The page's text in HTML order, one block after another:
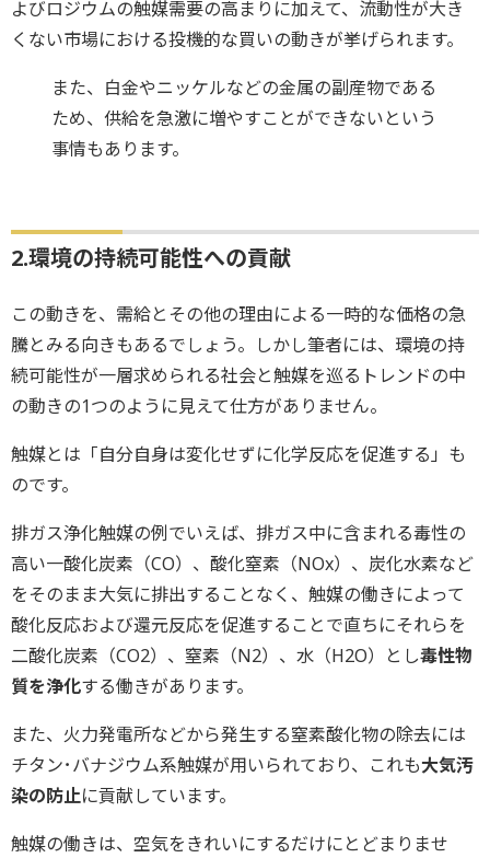
よびロジウムの触媒需要の高まりに加えて、流動性が大き
くない市場における投機的な買いの動きが挙げられます。
また、白金やニッケルなどの金属の副産物である
ため、供給を急激に増やすことができないという
事情もあります。
2.環境の持続可能性への貢献
この動きを、需給とその他の理由による一時的な価格の急
騰とみる向きもあるでしょう。しかし筆者には、環境の持
続可能性が一層求められる社会と触媒を巡るトレンドの中
の動きの1つのように見えて仕方がありません。
触媒とは「自分自身は変化せずに化学反応を促進する」も
のです。
排ガス浄化触媒の例でいえば、排ガス中に含まれる毒性の
高い一酸化炭素（CO）、酸化窒素（NOx）、炭化水素など
をそのまま大気に排出することなく、触媒の働きによって
酸化反応および還元反応を促進することで直ちにそれらを
二酸化炭素（CO2）、窒素（N2）、水（H2O）とし毒性物
質を浄化する働きがあります。
また、火力発電所などから発生する窒素酸化物の除去には
チタン･バナジウム系触媒が用いられており、これも大気汚
染の防止に貢献しています。
触媒の働きは、空気をきれいにするだけにとどまりませ